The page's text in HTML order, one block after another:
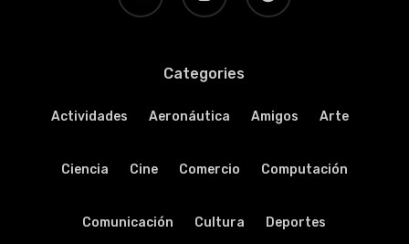
Categories
Actividades Aeronáutica Amigos Arte
Ciencia Cine Comercio Computación
Comunicación Cultura Deportes